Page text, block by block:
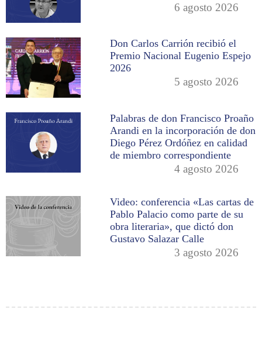
6 agosto 2026
Don Carlos Carrión recibió el
Premio Nacional Eugenio Espejo
2026
5 agosto 2026
Palabras de don Francisco Proaño
Arandi en la incorporación de don
Diego Pérez Ordóñez en calidad
de miembro correspondiente
4 agosto 2026
Video: conferencia «Las cartas de
Pablo Palacio como parte de su
obra literaria», que dictó don
Gustavo Salazar Calle
3 agosto 2026